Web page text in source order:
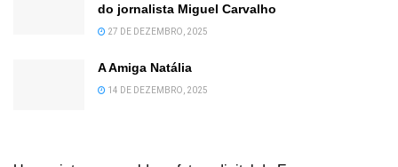
do jornalista Miguel Carvalho
27 DE DEZEMBRO, 2025
A Amiga Natália
14 DE DEZEMBRO, 2025